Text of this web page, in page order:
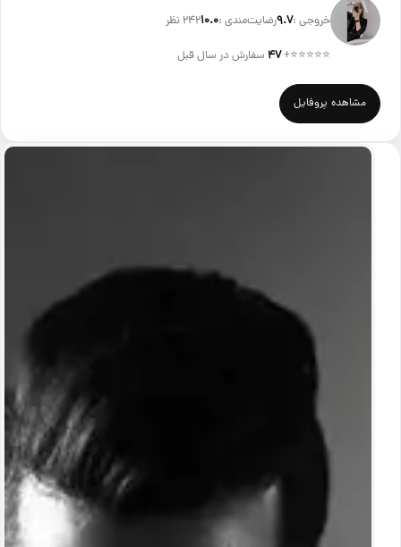
خروجی :۹.۷رضایت‌مندی :۱۰.۰242 نظر
⭐⭐⭐⭐⭐
+۴۷ سفارش در سال قبل
مشاهده پروفایل